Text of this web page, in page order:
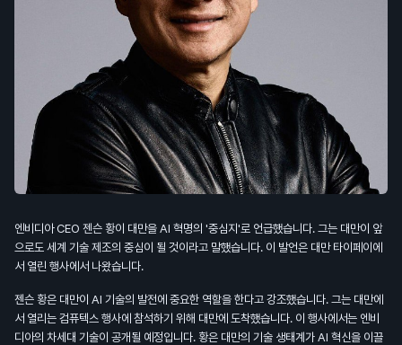
엔비디아 CEO 젠슨 황이 대만을 AI 혁명의 '중심지'로 언급했습니다. 그는 대만이 앞
으로도 세계 기술 제조의 중심이 될 것이라고 말했습니다. 이 발언은 대만 타이페이에
서 열린 행사에서 나왔습니다.
젠슨 황은 대만이 AI 기술의 발전에 중요한 역할을 한다고 강조했습니다. 그는 대만에
서 열리는 컴퓨텍스 행사에 참석하기 위해 대만에 도착했습니다. 이 행사에서는 엔비
디아의 차세대 기술이 공개될 예정입니다. 황은 대만의 기술 생태계가 AI 혁신을 이끌